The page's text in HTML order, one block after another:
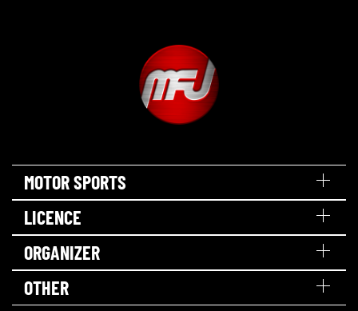
MOTOR SPORTS
LICENCE
ORGANIZER
OTHER